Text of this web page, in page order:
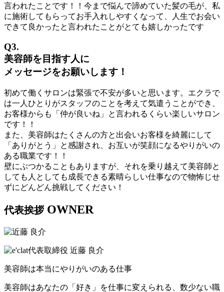
言われたことです！！今まで悩んで諦めていた髪の毛が、私
に施術してもらってお手入れしやすくなって、人生でお会い
できて良かったと言われたことがとても嬉しかったです
Q3.
美容師を目指す人に
メッセージをお願いします！
初めて働くサロンは緊張で不安が多いと思います。エクラで
は一人ひとりがスタッフのことを考えて気遣うことができ、
お客様からも「仲が良いね」と言われるくらい楽しいサロン
です！！
また、美容師はたくさんの方と出会いお客様を綺麗にして
「ありがとう」と感謝され、お互いが笑顔になるやりがいの
ある職業です！！
壁にぶつかることもありますが、それを乗り越えて美容師と
しても人としても成長できる素晴らしい仕事なので物怖じせ
ずにどんどん挑戦してください！
代表挨拶 OWNER
美容師は本当にやりがいのある仕事
美容師はあなたの「好き」を仕事に変えられる、数少ない職